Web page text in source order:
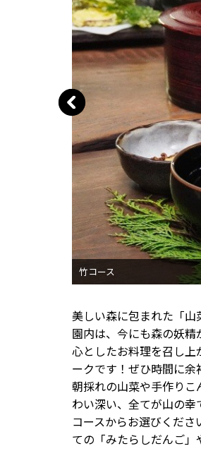
美しい森に包まれた「
園内は、今にも森の妖
心としたお料理を召し
ークです！ぜひ時間に余
朝採れの山菜や手作り
わい深い、全てが山の
コースからお選びくだ
ての「みたらしだんご